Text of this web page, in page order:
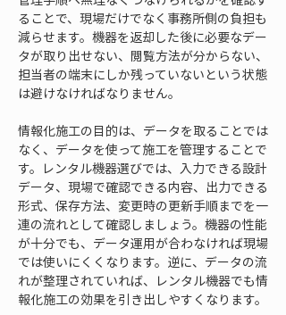
ることで、現場だけでなく事務所側の負担も
減らせます。機器を返却した後に必要なデー
タが取り出せない、閲覧方法が分からない、
担当者の端末にしか残っていないという状態
は避けなければなりません。
情報化施工の目的は、データを取ることでは
なく、データを使って施工を管理することで
す。レンタル機器選びでは、入力できる設計
データ、現場で確認できる内容、出力できる
形式、保存方法、変更時の更新手順までを一
連の流れとして確認しましょう。機器の性能
が十分でも、データ運用が合わなければ現場
では使いにくくなります。逆に、データの流
れが整理されていれば、レンタル機器でも情
報化施工の効果を引き出しやすくなります。